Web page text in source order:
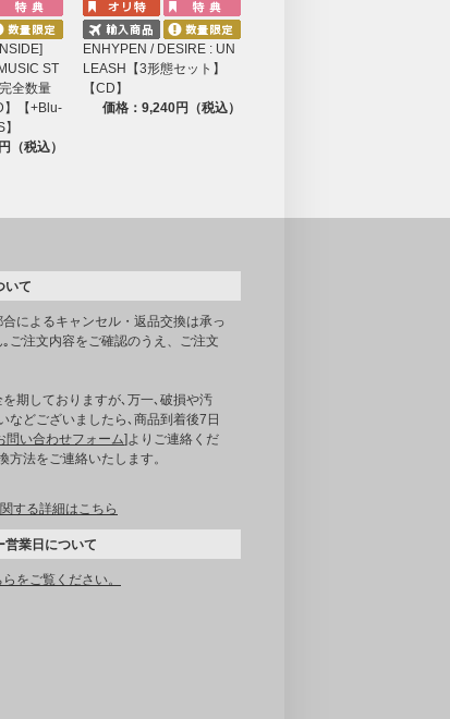
ST
全数量
】【+Blu-
（税込）
ENHYPEN / DESIRE : UN
LEASH【3形態セット】
【CD】
価格：9,240円（税込）
いて
によるキャンセル・返品交換は承っ
ご注文内容をご確認のうえ、ご注文
期しておりますが､万一､破損や汚
などございましたら､商品到着後7日
問い合わせフォーム]よりご連絡くだ
方法をご連絡いたします。
する詳細はこちら
営業日について
らをご覧ください。